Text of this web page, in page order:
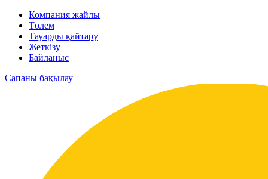
Компания жайлы
Төлем
Тауарды қайтару
Жеткізу
Байланыс
Сапаны бақылау